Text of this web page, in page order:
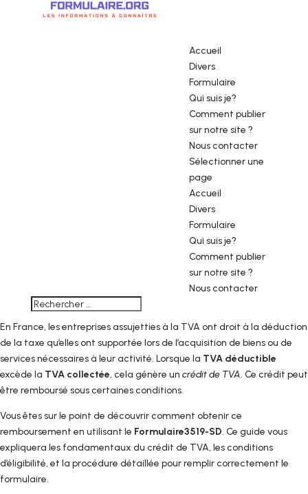
Accueil
Divers
Formulaire
Qui suis je?
Comment publier
sur notre site ?
Nous contacter
Sélectionner une
page
Accueil
Divers
Formulaire
Qui suis je?
Comment publier
sur notre site ?
Nous contacter
En France, les entreprises assujetties à la TVA ont droit à la déduction
de la taxe qu’elles ont supportée lors de l’acquisition de biens ou de
services nécessaires à leur activité. Lorsque la TVA déductible
excède la TVA collectée, cela génère un crédit de TVA. Ce crédit peut
être remboursé sous certaines conditions.
Vous êtes sur le point de découvrir comment obtenir ce
remboursement en utilisant le Formulaire3519-SD. Ce guide vous
expliquera les fondamentaux du crédit de TVA, les conditions
d’éligibilité, et la procédure détaillée pour remplir correctement le
formulaire.